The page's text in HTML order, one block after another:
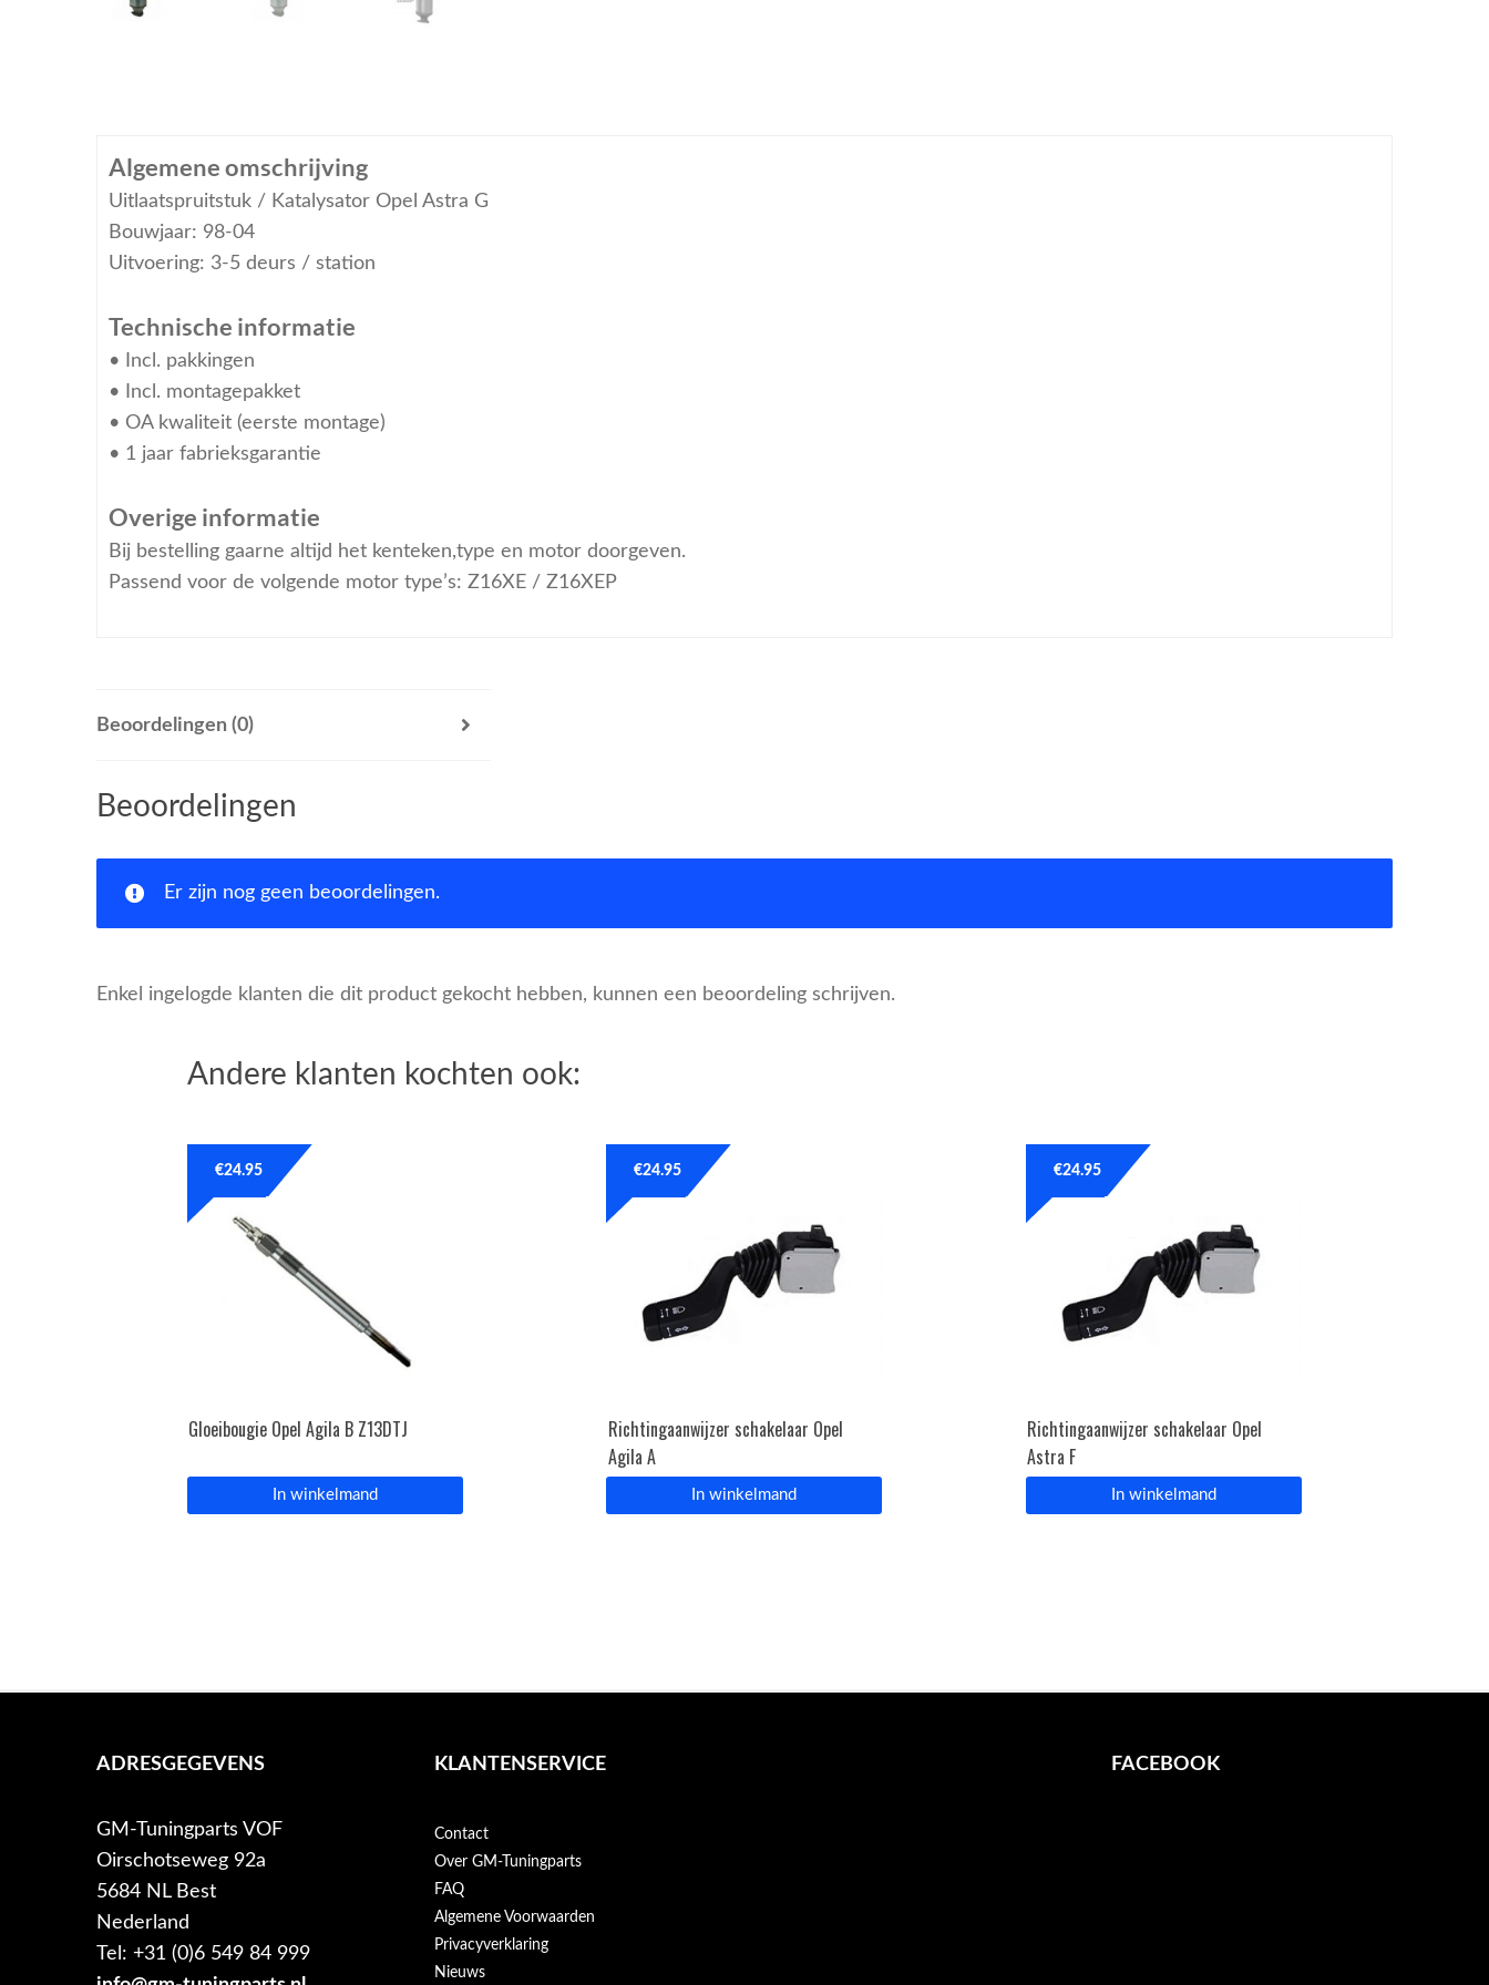
Algemene omschrijving
Uitlaatspruitstuk / Katalysator Opel Astra G
Bouwjaar: 98-04
Uitvoering: 3-5 deurs / station
Technische informatie
• Incl. pakkingen
• Incl. montagepakket
• OA kwaliteit (eerste montage)
• 1 jaar fabrieksgarantie
Overige informatie
Bij bestelling gaarne altijd het kenteken,type en motor doorgeven.
Passend voor de volgende motor type’s: Z16XE / Z16XEP
Beoordelingen (0)
Beoordelingen
Er zijn nog geen beoordelingen.
Enkel ingelogde klanten die dit product gekocht hebben, kunnen een beoordeling schrijven.
Andere klanten kochten ook:
Gloeibougie Opel Agila B Z13DTJ
€24.95
In winkelmand
Richtingaanwijzer schakelaar Opel
Agila A
€24.95
In winkelmand
Richtingaanwijzer schakelaar Opel
Astra F
€24.95
In winkelmand
ADRESGEGEVENS
GM-Tuningparts VOF
Oirschotseweg 92a
5684 NL Best
Nederland
Tel: +31 (0)6 549 84 999
KLANTENSERVICE
Contact
Over GM-Tuningparts
FAQ
Algemene Voorwaarden
Privacyverklaring
Nieuws
FACEBOOK